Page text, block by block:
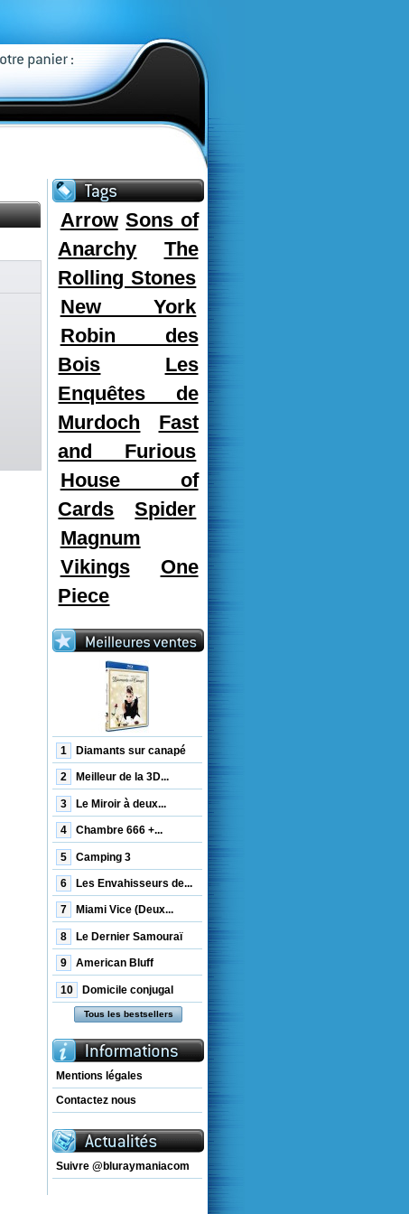
Arrow Sons of
Anarchy
The
Rolling Stones
New York
Robin des
Bois
Les
Enquêtes de
Murdoch
Fast
and Furious
House of
Cards
Spider
Magnum
Vikings
One
Piece
1 Diamants sur canapé
2 Meilleur de la 3D...
3 Le Miroir à deux...
4 Chambre 666 +...
5 Camping 3
6 Les Envahisseurs de...
7 Miami Vice (Deux...
8 Le Dernier Samouraï
9 American Bluff
10 Domicile conjugal
Tous les bestsellers
Mentions légales
Contactez nous
Suivre @bluraymaniacom